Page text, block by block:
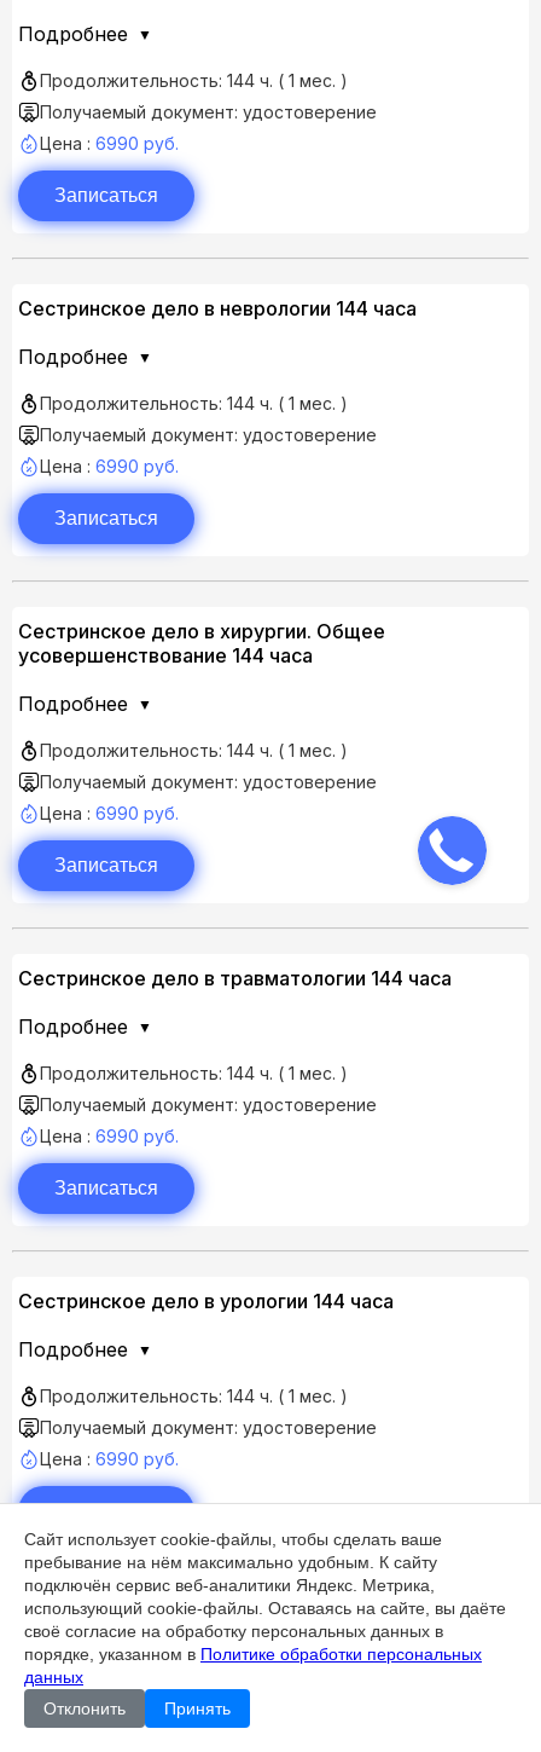
Подробнее
Продолжительность: 144 ч. ( 1 мес. )
Получаемый документ: удостоверение
Цена : 6990 руб.
Записаться
Сестринское дело в неврологии 144 часа
Подробнее
Продолжительность: 144 ч. ( 1 мес. )
Получаемый документ: удостоверение
Цена : 6990 руб.
Записаться
Сестринское дело в хирургии. Общее
усовершенствование 144 часа
Подробнее
Продолжительность: 144 ч. ( 1 мес. )
Получаемый документ: удостоверение
Цена : 6990 руб.
Записаться
Сестринское дело в травматологии 144 часа
Подробнее
Продолжительность: 144 ч. ( 1 мес. )
Получаемый документ: удостоверение
Цена : 6990 руб.
Записаться
Сестринское дело в урологии 144 часа
Подробнее
Продолжительность: 144 ч. ( 1 мес. )
Получаемый документ: удостоверение
Цена : 6990 руб.
Записаться
Сестринская помощь гинекологическим больным
144 часа
Подробнее
Сайт использует cookie-файлы, чтобы сделать ваше
пребывание на нём максимально удобным. К cайту
подключён сервис веб-аналитики Яндекс. Метрика,
использующий cookie-файлы. Оставаясь на сайте, вы даёте
своё согласие на обработку персональных данных в
порядке, указанном в Политике обработки персональных
данных
Отклонить
Принять